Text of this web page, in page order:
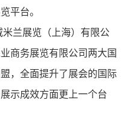
平台。
兰展览（上海）有限公
商务展览有限公司两大国
，全面提升了展会的国际
示成效方面更上一个台